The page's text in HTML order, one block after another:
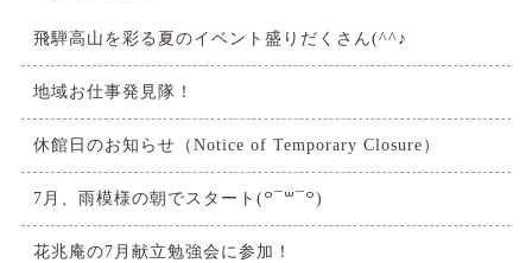
飛騨高山を彩る夏のイベント盛りだくさん(^^♪
地域お仕事発見隊！
休館日のお知らせ（Notice of Temporary Closure）
7月、雨模様の朝でスタート(꒪¯꒳​¯꒪)
花兆庵の7月献立勉強会に参加！